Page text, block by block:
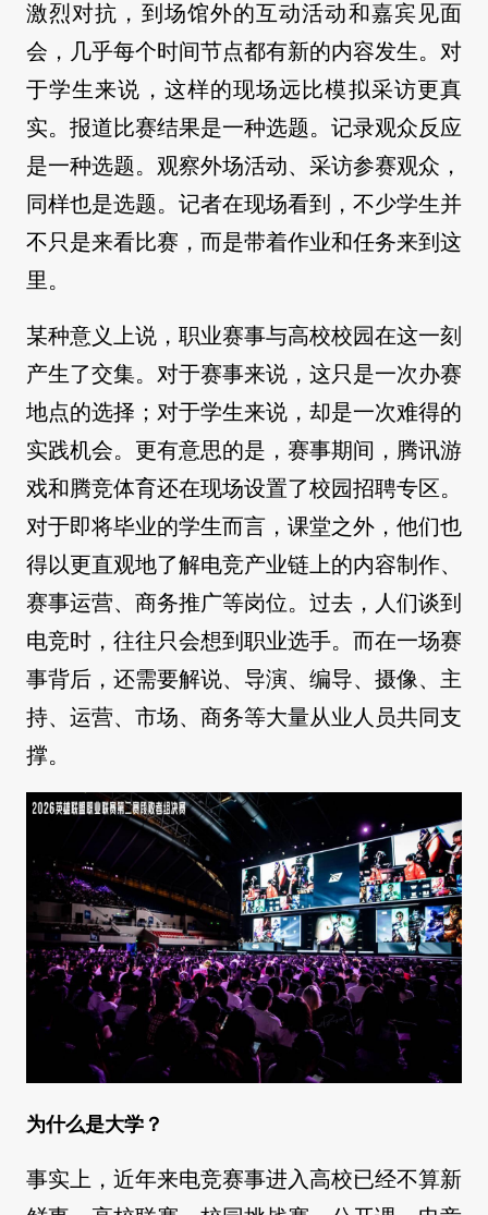
激烈对抗，到场馆外的互动活动和嘉宾见面
会，几乎每个时间节点都有新的内容发生。对
于学生来说，这样的现场远比模拟采访更真
实。报道比赛结果是一种选题。记录观众反应
是一种选题。观察外场活动、采访参赛观众，
同样也是选题。记者在现场看到，不少学生并
不只是来看比赛，而是带着作业和任务来到这
里。
某种意义上说，职业赛事与高校校园在这一刻
产生了交集。对于赛事来说，这只是一次办赛
地点的选择；对于学生来说，却是一次难得的
实践机会。更有意思的是，赛事期间，腾讯游
戏和腾竞体育还在现场设置了校园招聘专区。
对于即将毕业的学生而言，课堂之外，他们也
得以更直观地了解电竞产业链上的内容制作、
赛事运营、商务推广等岗位。过去，人们谈到
电竞时，往往只会想到职业选手。而在一场赛
事背后，还需要解说、导演、编导、摄像、主
持、运营、市场、商务等大量从业人员共同支
撑。
为什么是大学？
事实上，近年来电竞赛事进入高校已经不算新